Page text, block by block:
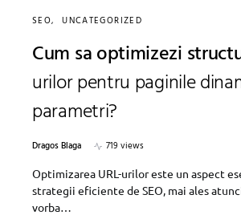
SEO UNCATEGORIZED
Cum sa optimizezi
urilor pentru paginile
parametri?
Dragos Blaga
719 views
Optimizarea URL-urilor este un aspect
strategii eficiente de SEO, mai ales
vorba…